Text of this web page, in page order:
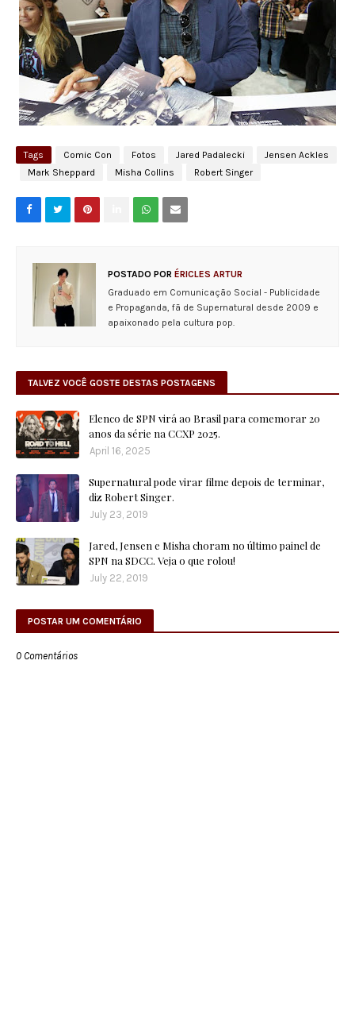
Tags Comic Con Fotos Jared Padalecki
Jensen Ackles
Mark Sheppard
Misha Collins Robert Singer
POSTADO POR ÉRICLES ARTUR
Graduado em Comunicação Social - Publicidade
e Propaganda, fã de Supernatural desde 2009 e
apaixonado pela cultura pop.
TALVEZ VOCÊ GOSTE DESTAS POSTAGENS
Elenco de SPN virá ao Brasil para comemorar 20
anos da série na CCXP 2025.
April 16, 2025
Supernatural pode virar filme depois de terminar,
diz Robert Singer.
July 23, 2019
Jared, Jensen e Misha choram no último painel de
SPN na SDCC. Veja o que rolou!
July 22, 2019
POSTAR UM COMENTÁRIO
0 Comentários